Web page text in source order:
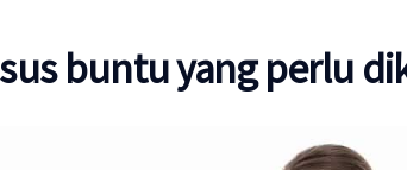
buntu yang perlu